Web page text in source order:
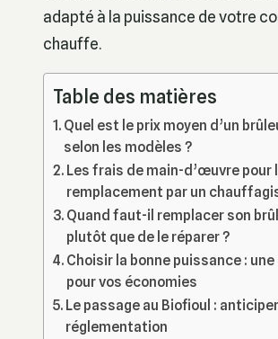
adapté à la puissance de votre
chauffe.
Table des matières
Quel est le prix moyen d’un
selon les modèles ?
Les frais de main-d’œuvre pour
remplacement par un
Quand faut-il remplacer son
plutôt que de le réparer ?
Choisir la bonne puissance :
pour vos économies
Le passage au Biofioul :
réglementation